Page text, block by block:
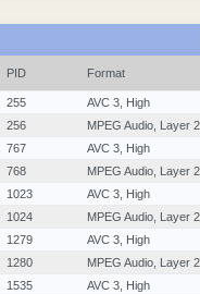
PID Format
255 AVC 3, High
256 MPEG Audio, Layer 2
767 AVC 3, High
768 MPEG Audio, Layer 2
1023 AVC 3, High
1024 MPEG Audio, Layer 2
1279 AVC 3, High
1280 MPEG Audio, Layer 2
1535 AVC 3, High